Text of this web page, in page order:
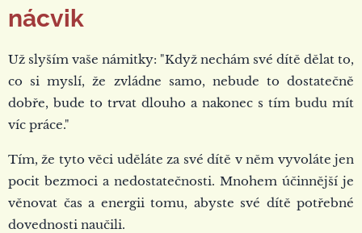
nácvik
Už slyším vaše námitky: "Když nechám své dítě dělat to,
co si myslí, že zvládne samo, nebude to dostatečně
dobře, bude to trvat dlouho a nakonec s tím budu mít
víc práce."
Tím, že tyto věci uděláte za své dítě v něm vyvoláte jen
pocit bezmoci a nedostatečnosti. Mnohem účinnější je
věnovat čas a energii tomu, abyste své dítě potřebné
dovednosti naučili.